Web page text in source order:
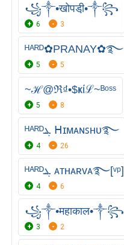
꧁༒•खोपडी़•༒꧂
6 3
ᴴᴬᴿᴰ✿PRANAY✿࿐
5 5
~ℋ@ℜ₫•$ҝίℒ~ᴮᵒˢˢ
5 8
ᴴᴬᴿᴰܔ ᕼɪᴍᴀɴꜱʜᴜ࿐
4 26
ᴴᴬᴿᴰܔ ᴀᴛʜᴀʀᴠᴀ࿐[ᵛᵖ]
4 6
꧁༒•महाकाल•༒꧂
3 2